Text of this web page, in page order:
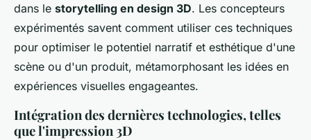
dans le storytelling en design 3D. Les concepteurs
expérimentés savent comment utiliser ces techniques
pour optimiser le potentiel narratif et esthétique d'une
scène ou d'un produit, métamorphosant les idées en
expériences visuelles engageantes.
Intégration des dernières technologies, telles
que l'impression 3D